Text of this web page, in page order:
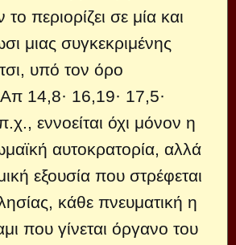
περιορίζει σε μία και
μιας συγκεκριμένης
υπό τον όρο
14,8· 16,19· 17,5·
εννοείται όχι μόνον η
αυτοκρατορία, αλλά
εξουσία που στρέφεται
κάθε πνευματική η
που γίνεται όργανο του